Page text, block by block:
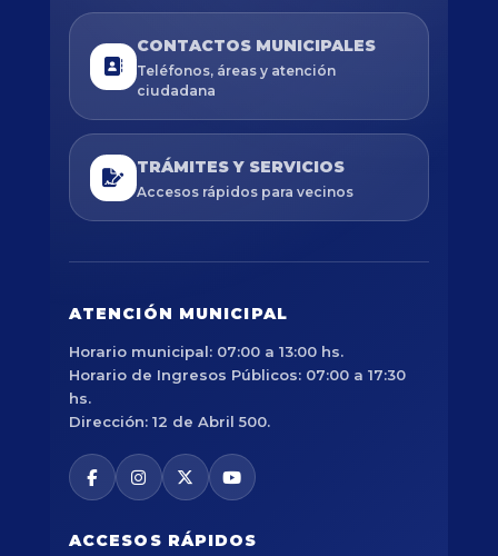
CONTACTOS MUNICIPALES
Teléfonos, áreas y atención
ciudadana
TRÁMITES Y SERVICIOS
Accesos rápidos para vecinos
ATENCIÓN MUNICIPAL
Horario municipal: 07:00 a 13:00 hs.
Horario de Ingresos Públicos: 07:00 a 17:30
hs.
Dirección: 12 de Abril 500.
ACCESOS RÁPIDOS